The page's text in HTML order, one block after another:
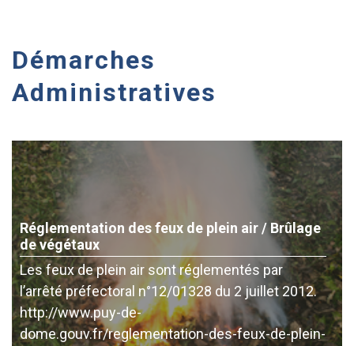
Démarches
Administratives
Réglementation des feux de plein air / Brûlage
de végétaux
Les feux de plein air sont réglementés par
l’arrêté préfectoral n°12/01328 du 2 juillet 2012.
http://www.puy-de-
dome.gouv.fr/reglementation-des-feux-de-plein-